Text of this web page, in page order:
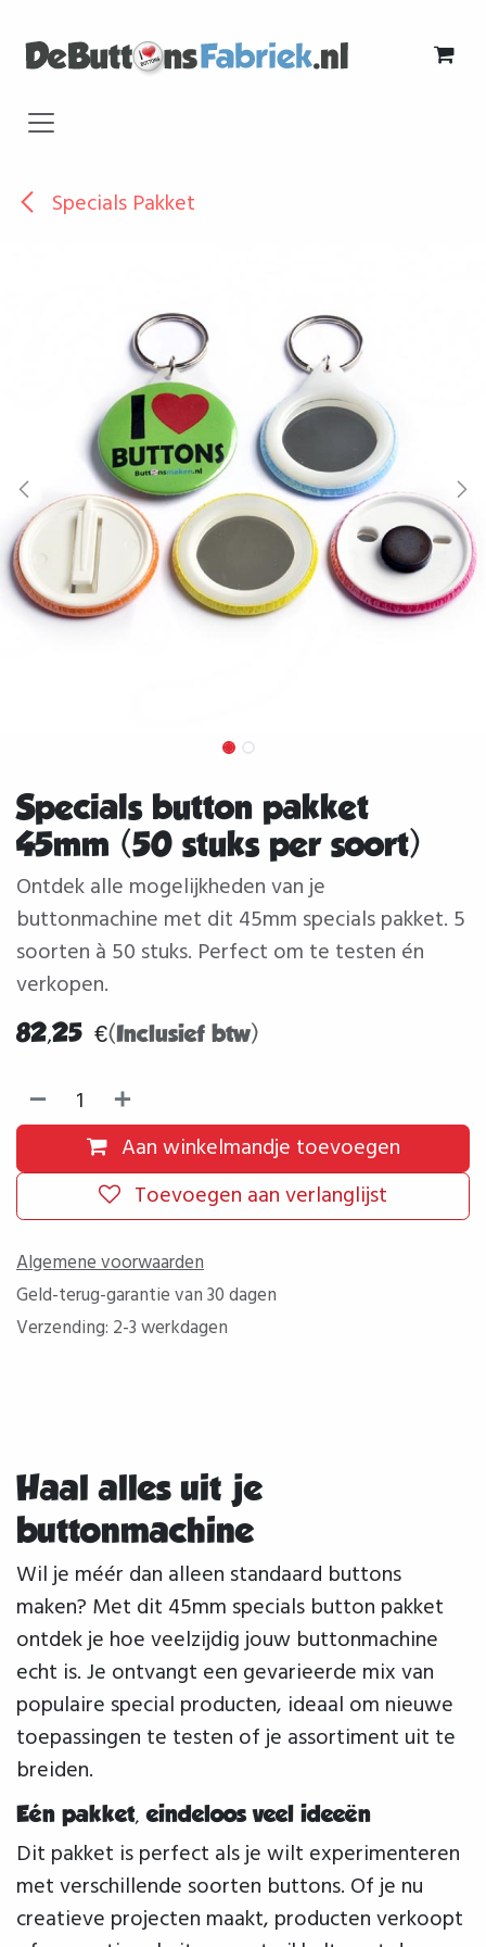
Specials Pakket
Specials button pakket
45mm (50 stuks per soort)
Ontdek alle mogelijkheden van je
buttonmachine met dit 45mm specials pakket. 5
soorten à 50 stuks. Perfect om te testen én
verkopen.
82,25 €(Inclusief btw)
Aan winkelmandje toevoegen
Toevoegen aan verlanglijst
Algemene voorwaarden
Geld-terug-garantie van 30 dagen
Verzending: 2-3 werkdagen
Haal alles uit je
buttonmachine
Wil je méér dan alleen standaard buttons
maken? Met dit 45mm specials button pakket
ontdek je hoe veelzijdig jouw buttonmachine
echt is. Je ontvangt een gevarieerde mix van
populaire special producten, ideaal om nieuwe
toepassingen te testen of je assortiment uit te
breiden.
Eén pakket, eindeloos veel ideeën
Dit pakket is perfect als je wilt experimenteren
met verschillende soorten buttons. Of je nu
creatieve projecten maakt, producten verkoopt